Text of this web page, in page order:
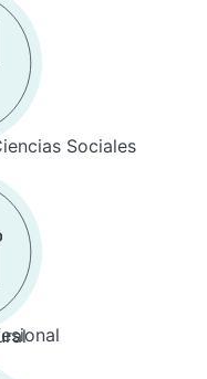
Sociales